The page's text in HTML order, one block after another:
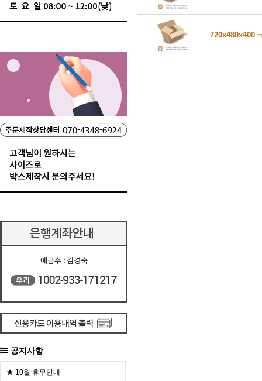
공지사항
★ 10월 휴무안내
720x480x400